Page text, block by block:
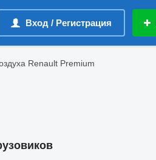
Вход / Регистрация
Renault Premium